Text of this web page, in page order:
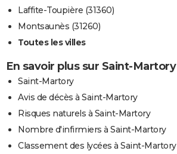
Laffite-Toupière (31360)
Montsaunès (31260)
Toutes les villes
En savoir plus sur Saint-Martory
Saint-Martory
Avis de décès à Saint-Martory
Risques naturels à Saint-Martory
Nombre d'infirmiers à Saint-Martory
Classement des lycées à Saint-Martory